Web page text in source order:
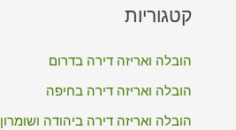
r
h
f
o
קטגוריות
הובלה ואריזה דירה בדרום
הובלה ואריזה דירה בחיפה
הובלה ואריזה דירה ביהודה ושומרון